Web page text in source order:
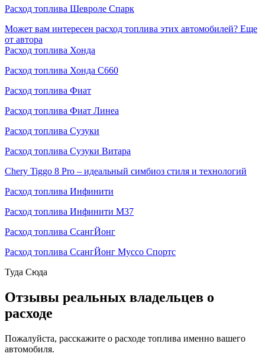
Расход топлива Шевроле Спарк
Может вам интересен расход топлива этих автомобилей? Еще
от автора
Расход топлива Хонда
Расход топлива Хонда С660
Расход топлива Фиат
Расход топлива Фиат Линеа
Расход топлива Сузуки
Расход топлива Сузуки Витара
Chery Tiggo 8 Pro – идеальный симбиоз стиля и технологий
Расход топлива Инфинити
Расход топлива Инфинити М37
Расход топлива СсангЙонг
Расход топлива СсангЙонг Муссо Спортс
Туда Сюда
Отзывы реальных владельцев о
расходе
Пожалуйста, расскажите о расходе топлива именно вашего
автомобиля.